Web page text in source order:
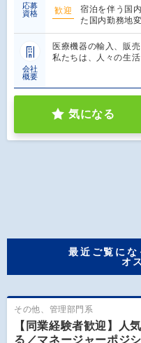
応募
資格
歓迎
宿泊を伴う国
た国内勤務地
会社
概要
医療機器の輸入、販
私たちは、人々の生
気になる
最近ご覧にな
オ
その他、管理部門系
【同業経験者歓迎】人
る／マネージャーポジ